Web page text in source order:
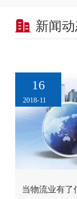
新闻
当物流业有了
16
2018-11